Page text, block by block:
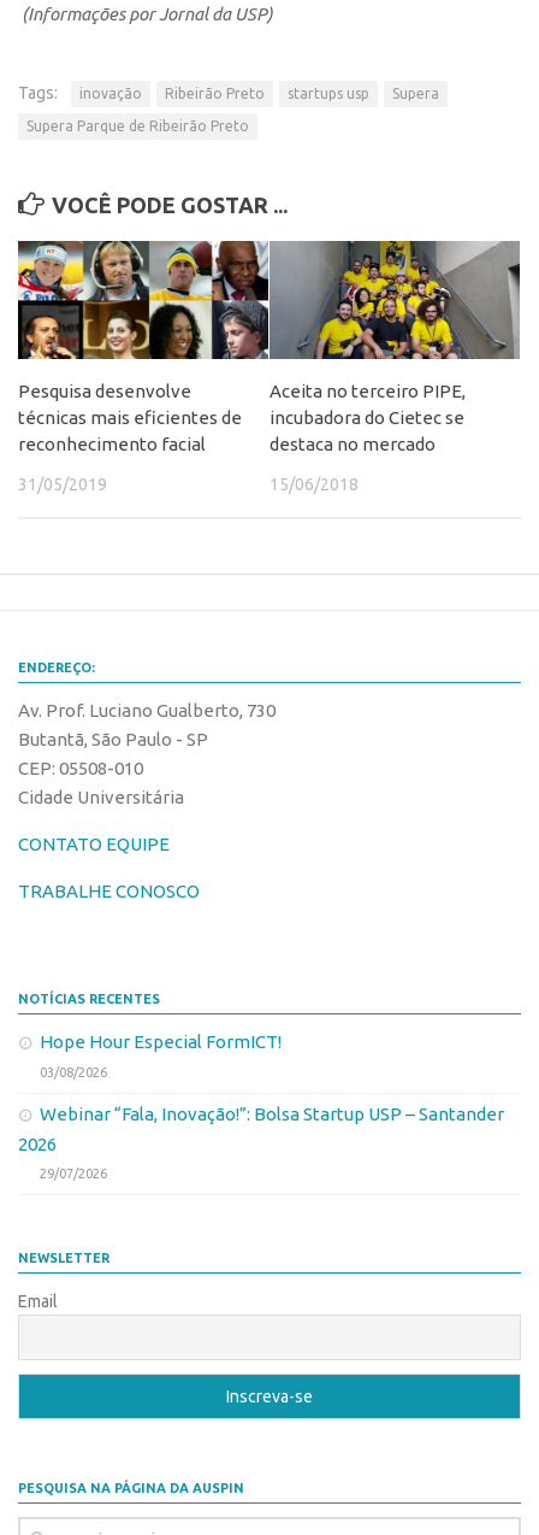
Convênios
Parcerias PD&I
PIPE/FAPESP
SPRINT
Exceções
Programas
Conexão USP
Conexão Inter-USP
Banco de Patentes
Jornada Empreendedora
Bolsa Empreendedorismo
Bolsa Startup USP
Prêmio USP de Empreendedorismo
Entidades
CEPIDs
CEPIX
PRPI/USP
Eventos
SGE
(Informações por Jornal da USP)
Tags: inovação Ribeirão Preto startups usp Supera
Supera Parque de Ribeirão Preto
VOCÊ PODE GOSTAR ...
Pesquisa desenvolve
técnicas mais eficientes de
reconhecimento facial
31/05/2019
Aceita no terceiro PIPE,
incubadora do Cietec se
destaca no mercado
15/06/2018
ENDEREÇO:
Av. Prof. Luciano Gualberto, 730
Butantã, São Paulo - SP
CEP: 05508-010
Cidade Universitária
CONTATO EQUIPE
TRABALHE CONOSCO
NOTÍCIAS RECENTES
Hope Hour Especial FormICT!
03/08/2026
Webinar “Fala, Inovação!”: Bolsa Startup USP – Santander
2026
29/07/2026
NEWSLETTER
Email
PESQUISA NA PÁGINA DA AUSPIN